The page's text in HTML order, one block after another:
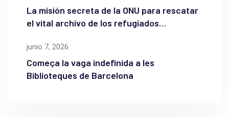
La misión secreta de la ONU para rescatar
el vital archivo de los refugiados
junio 7, 2026
Começa la vaga indefinida a les
Biblioteques de Barcelona